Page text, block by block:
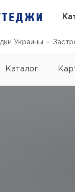
Украины
Каталог